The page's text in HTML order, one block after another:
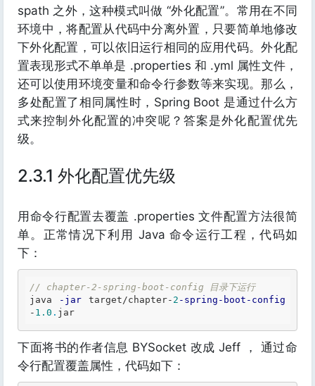
spath 之外，这种模式叫做 “外化配置”。常用在不同
环境中，将配置从代码中分离外置，只要简单地修改
下外化配置，可以依旧运行相同的应用代码。外化配
置表现形式不单单是 .properties 和 .yml 属性文件，
还可以使用环境变量和命令行参数等来实现。那么，
多处配置了相同属性时，Spring Boot 是通过什么方
式来控制外化配置的冲突呢？答案是外化配置优先
级。
2.3.1 外化配置优先级
用命令行配置去覆盖 .properties 文件配置方法很简
单。正常情况下利用 Java 命令运行工程，代码如
下：
// chapter-2-spring-boot-config 目录下运行
java
-jar target/chapter- 2 -spring -boot -config
- 1.0 .
下面将书的作者信息 BYSocket 改成 Jeff ， 通过命
令行配置覆盖属性，代码如下：